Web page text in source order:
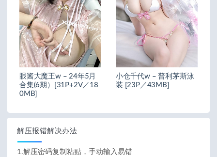
眼酱大魔王w – 24年5月
合集(6期）[31P+2V／18
0MB]
小仓千代w – 普利茅斯泳
装 [23P／43MB]
解压报错解决办法
1.解压密码复制粘贴，手动输入易错